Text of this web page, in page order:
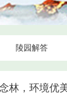
陵园解答
林，环境优